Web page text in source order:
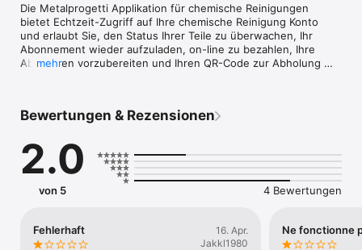
Die Metalprogetti Applikation für chemische Reinigungen
bietet Echtzeit-Zugriff auf Ihre chemische Reinigung Konto
und erlaubt Sie, den Status Ihrer Teile zu überwachen, Ihr
Abonnement wieder aufzuladen, on-line zu bezahlen, Ihre
Abnahmen vorzubereiten und Ihren QR-Code zur Abholung
Battista UNI Metalprogetti Software als Kassensystem
Sprechen Sie Ihren Reiniger noch heute auf diese Anwendung
an!
mehr
Bewertungen & Rezensionen
2.0
von 5 4 Bewertungen
Fehlerhaft
16. Apr.
Jakkl1980
Ne fonctionne